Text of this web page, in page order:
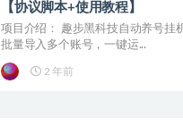
【协议脚本+使用教程】
项目介绍： 趣步黑科技自动养号挂
批量导入多个账号，一键运...
2 年前